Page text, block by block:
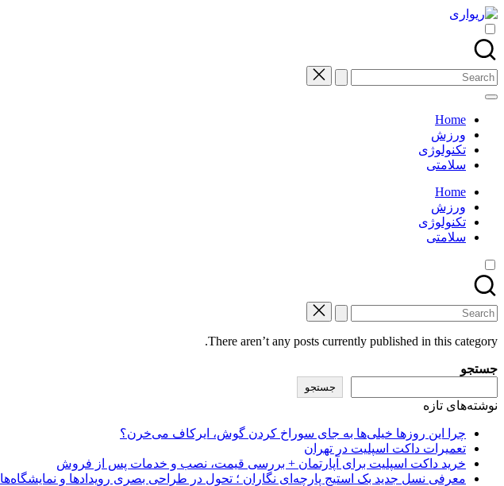
Skip
to
content
Search
for:
Home
ورزش
تکنولوژی
سلامتی
Home
ورزش
تکنولوژی
سلامتی
Search
for:
There aren’t any posts currently published in this category.
جستجو
جستجو
نوشته‌های تازه
چرا این روزها خیلی‌ها به جای سوراخ کردن گوش، ایرکاف می‌خرن؟
تعمیرات داکت اسپلیت در تهران
خرید داکت اسپلیت برای آپارتمان + بررسی قیمت، نصب و خدمات پس از فروش
معرفی نسل جدید بک استیج پارچه‌ای نگاران ؛ تحول در طراحی بصری رویدادها و نمایشگاه‌ها